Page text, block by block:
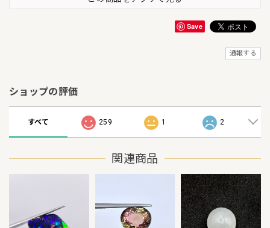
Save
通報する
ショップの評価
すべて 259 1 2
関連商品